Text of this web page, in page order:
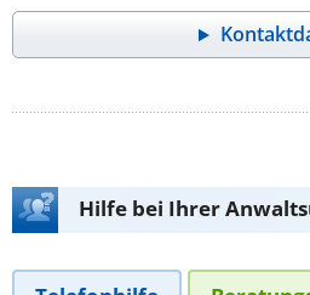
Hilfe bei Ihrer